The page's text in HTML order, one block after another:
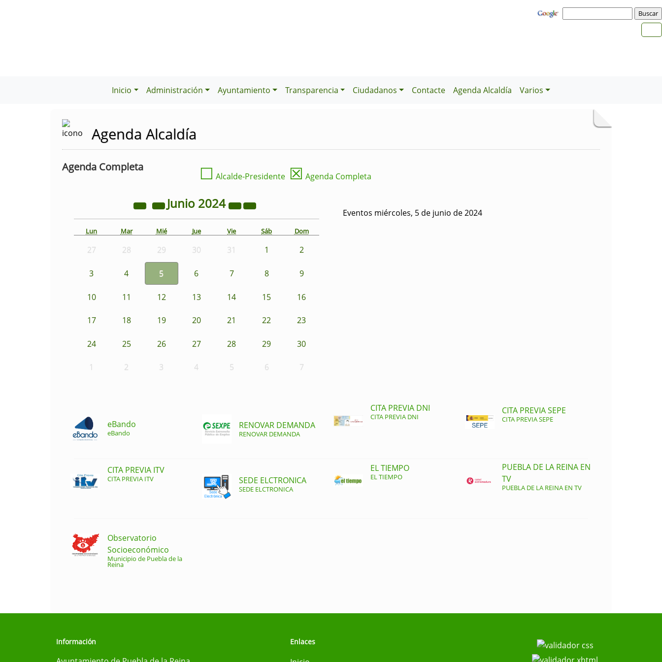
Inicio Administración Ayuntamiento Transparencia Ciudadanos Contacte Agenda Alcaldía Varios
Agenda Alcaldía
Agenda Completa ☐ Alcalde-Presidente ☒ Agenda Completa
Junio 2024
Lun Mar Mié Jue Vie Sáb Dom
27 28 29 30 31 1 2
3 4 5 6 7 8 9
10 11 12 13 14 15 16
17 18 19 20 21 22 23
24 25 26 27 28 29 30
1 2 3 4 5 6 7
Eventos miércoles, 5 de junio de 2024
eBando
eBando
RENOVAR DEMANDA
RENOVAR DEMANDA
CITA PREVIA DNI
CITA PREVIA DNI
CITA PREVIA SEPE
CITA PREVIA SEPE
CITA PREVIA ITV
CITA PREVIA ITV SEDE ELCTRONICA
SEDE ELCTRONICA
EL TIEMPO
EL TIEMPO
PUEBLA DE LA REINA EN
TV
PUEBLA DE LA REINA EN TV
Observatorio
Socioeconómico
Municipio de Puebla de la
Reina
Información Enlaces